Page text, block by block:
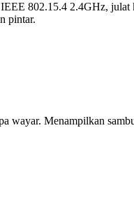
802.15.4 2.4GHz,
pintar.
wayar. Menampilkan